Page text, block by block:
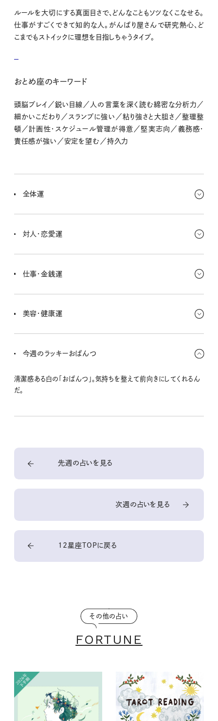
ルールを大切にする真面目さで、どんなこともソツなくこなせる。
仕事がすごくできて知的な人。がんばり屋さんで研究熱心、ど
こまでもストイックに理想を目指しちゃうタイプ。
おとめ座のキーワード
頭脳プレイ／鋭い目線／人の言葉を深く読む綿密な分析力／
細かいこだわり／スランプに強い／粘り強さと大胆さ／整理整
頓／計画性・スケジュール管理が得意／堅実志向／義務感・
責任感が強い／安定を望む／持久力
全体運
や分析力が光って、周囲からの信頼も厚くなるよ。やることが増えて
対人・恋愛運
が魅力となり、周囲から好印象を得られるよ。恋愛では相手のことを
カップルは支え合う姿勢で絆が強まるのさ。
仕事・金銭運
で、長期的な安心につながるよ。仕事や学びに関する投資は成果が
美容・健康運
いストレッチを取り入れると調子が戻りやすいよ。美容は基本のケ
今週のラッキーおぱんつ
清潔感ある白の「おぱんつ」。気持ちを整えて前向きにしてくれるん
だ。
先週の占いを見る
次週の占いを見る
12星座TOPに戻る
その他の占い
FORTUNE